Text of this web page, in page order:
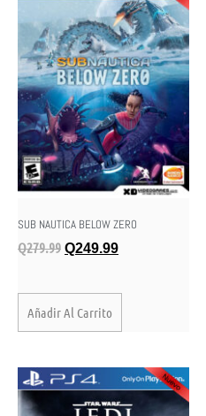
SUB NAUTICA BELOW ZERO
Q279.99 Q249.99
Añadir Al Carrito